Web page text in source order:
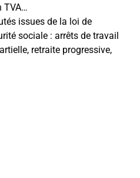
TVA…
issues de la loi de
sociale : arrêts de travail
retraite progressive,